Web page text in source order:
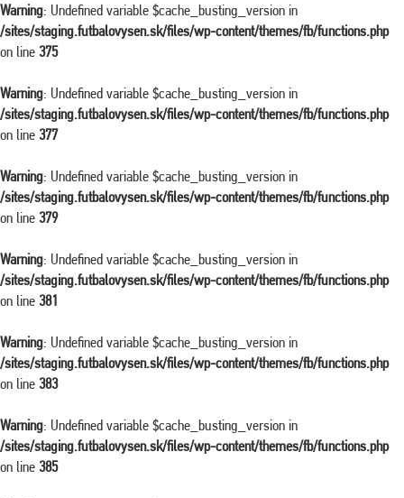
Warning: Undefined variable $cache_busting_version in
/sites/staging.futbalovysen.sk/files/wp-content/themes/fb/functions.php
on line 375
Warning: Undefined variable $cache_busting_version in
/sites/staging.futbalovysen.sk/files/wp-content/themes/fb/functions.php
on line 377
Warning: Undefined variable $cache_busting_version in
/sites/staging.futbalovysen.sk/files/wp-content/themes/fb/functions.php
on line 379
Warning: Undefined variable $cache_busting_version in
/sites/staging.futbalovysen.sk/files/wp-content/themes/fb/functions.php
on line 381
Warning: Undefined variable $cache_busting_version in
/sites/staging.futbalovysen.sk/files/wp-content/themes/fb/functions.php
on line 383
Warning: Undefined variable $cache_busting_version in
/sites/staging.futbalovysen.sk/files/wp-content/themes/fb/functions.php
on line 385